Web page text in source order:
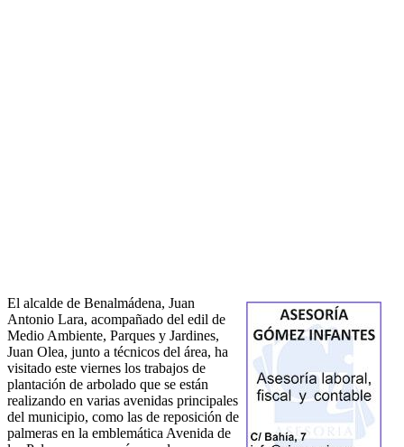
El alcalde de Benalmádena, Juan
Antonio Lara, acompañado del edil de
Medio Ambiente, Parques y Jardines,
Juan Olea, junto a técnicos del área, ha
visitado este viernes los trabajos de
plantación de arbolado que se están
realizando en varias avenidas principales
del municipio, como las de reposición de
palmeras en la emblemática Avenida de